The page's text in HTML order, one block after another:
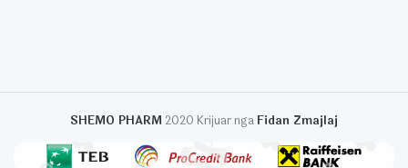
SHEMO PHARM 2020 Krijuar ngaFidan Zmajlaj